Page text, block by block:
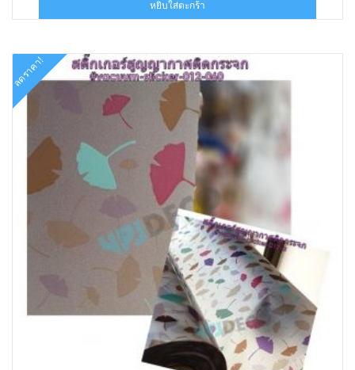
฿576.00.฿165.00.
หยิบใส่ตะกร้า
ลดราคา!